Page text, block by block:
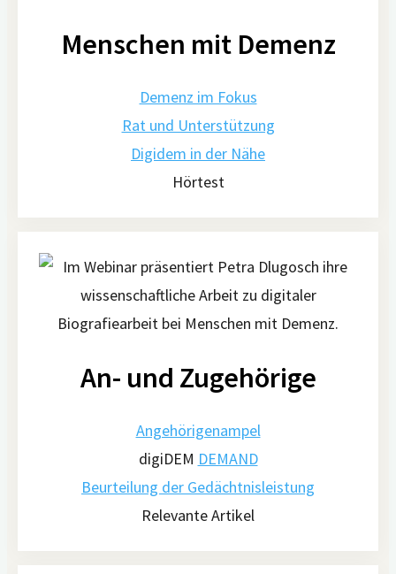
Menschen mit Demenz
Demenz im Fokus
Rat und Unterstützung
Digidem in der Nähe
Hörtest
An- und Zugehörige
Angehörigenampel
digiDEM DEMAND
Beurteilung der Gedächtnisleistung
Relevante Artikel